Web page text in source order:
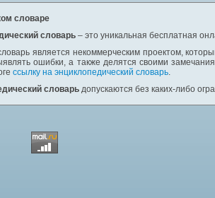
словаре
словарь – это уникальная бесплатная
является некоммерческим проектом,
ошибки, а также делятся своими
ссылку на энциклопедический словарь.
словарь допускаются без каких-либо